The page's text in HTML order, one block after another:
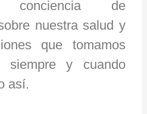
de
nuestra salud y
que tomamos
siempre y cuando
así.